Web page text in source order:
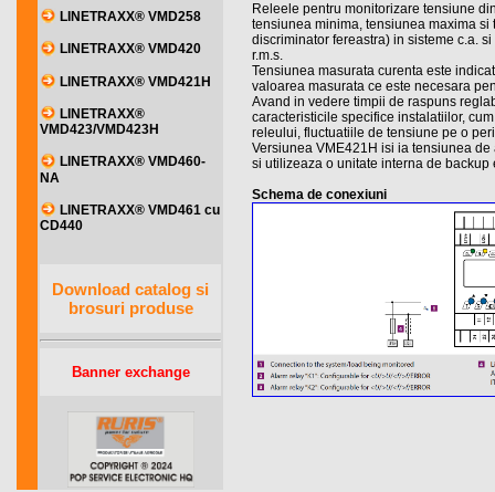
LINETRAXX® VMD258
LINETRAXX® VMD420
LINETRAXX® VMD421H
LINETRAXX®
VMD423/VMD423H
LINETRAXX® VMD460-
NA
LINETRAXX® VMD461 cu
CD440
Download catalog si
brosuri produse
Banner exchange
Releele pentru monitorizare tensiune
tensiunea minima, tensiunea maxima
discriminator fereastra) in sisteme c.a.
r.m.s.
Tensiunea masurata curenta este
valoarea masurata ce este necesara
Avand in vedere timpii de raspuns
caracteristicile specifice instalatiilor,
releului, fluctuatiile de tensiune pe o
Versiunea VME421H isi ia tensiunea
si utilizeaza o unitate interna de backup
Schema de conexiuni